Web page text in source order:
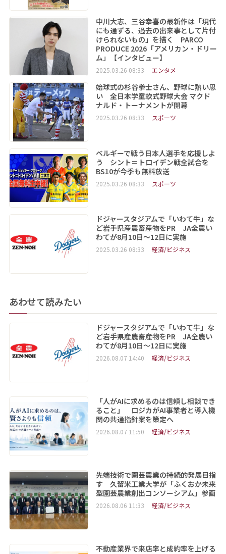
中川大志、三谷幸喜の最新作は「現代
にも通ずる、過去の出来事として片付
けられないもの」を描く PARCO
PRODUCE 2026「アメリカン・ドリー
ム」【インタビュー】
2025.03.26 08:33 エンタメ
始球式の杉谷拳士さん、野球に熱い思
い 全日本学童軟式野球大会 マクド
ナルド・トーナメントが開幕
2025.03.26 08:33 スポーツ
ベルギーで戦う日本人選手を応援しよ
う シント＝トロイデン戦全試合を
BS10が今季も無料放送
2025.03.26 08:33 スポーツ
ドジャースタジアムで「いわて牛」な
ど岩手県産農畜産物をPR JA全農い
わてが8月10日～12日に実施
2025.03.26 08:33 経済/ビジネス
あわせて読みたい
ドジャースタジアムで「いわて牛」な
ど岩手県産農畜産物をPR JA全農い
わてが8月10日～12日に実施
2026.08.07 14:40 経済/ビジネス
「人がAIに求めるのは信頼し相談でき
ること」 ロジカがAI事業者と導入機
関の共通指針案を策定へ
2026.08.07 11:50 経済/ビジネス
先端技術で園芸農業の持続的発展目指
す 久留米工業大学が「ふくおか未来
型園芸農業創出コンソーシアム」参画
2026.08.06 11:33 経済/ビジネス
不動産業界で来店率と成約率を上げる